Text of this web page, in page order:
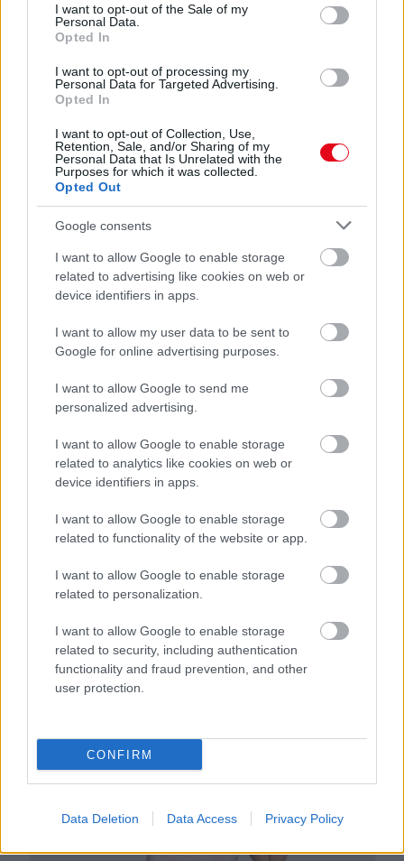
consent section.
I want to opt-out of the Sale of my
Personal Data.
Opted In
I want to opt-out of processing my
Personal Data for Targeted Advertising.
Opted In
I want to opt-out of Collection, Use,
Retention, Sale, and/or Sharing of my
Personal Data that Is Unrelated with the
Purposes for which it was collected.
Opted Out
Google consents
I want to allow Google to enable storage
related to advertising like cookies on web or
device identifiers in apps.
I want to allow my user data to be sent to
Google for online advertising purposes.
I want to allow Google to send me
personalized advertising.
I want to allow Google to enable storage
related to analytics like cookies on web or
device identifiers in apps.
I want to allow Google to enable storage
related to functionality of the website or app.
I want to allow Google to enable storage
related to personalization.
I want to allow Google to enable storage
related to security, including authentication
functionality and fraud prevention, and other
user protection.
CONFIRM
Data Deletion Data Access Privacy Policy
08. 03.
HA MINDIG EZT A MONDATOT HASZNÁLOD, AZ
RENDKÍVÜL MAGAS ÉRZELMI INTELLIGENCIÁRA UTALHAT
08. 02.
SOKAN ROSSZUL TÁROLJÁK A GYÓGYSZEREIKET –
EMIATT CSÖKKENHET A HATÁSUK
Érdemes odafigyelni rá
08. 01.
EGYRE TÖBB FIATALNÁL JELENTKEZIK EZ A
VITAMINHIÁNY – ILYEN JELEKRE FIGYELJ
Erre figyelj!
NEM A CITROMSAV, AZ ECET VAGY A
SZÓDABIKARBÓNA A LEGERŐSEBB: EZT HASZNÁLJÁK A
SZÁLLODÁKBAN A VÍZKŐ ELLEN
Ez a szer tényleg eltünteti a vízkövet
24 ÓRA TOVÁBBI HÍREI
24 óra
Ha ezt érzed evés után, a szervezeted fontos dologra
próbál figyelmeztetni